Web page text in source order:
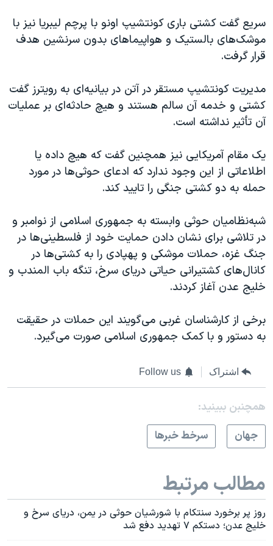
سفر پرزیدنت ترامپ به چین
سریع گفت کشتی باری کونتشیپ اونو با پرچم لیبریا نیز با
موشک‌های بالستیک و هواپیماهای بدون سرنشین هدف
قرار گرفت.
مدیریت کونتشیپ مستقر در آتن در بیانیه‌ای به رویترز گفت
کشتی و خدمه آن سالم هستند و هیچ حادثه‌ای بر عملیات
آن تأثیر نداشته است.
یک مقام آمریکایی نیز همچنین گفت که هیچ داده یا
اطلاعاتی از این وجود ندارد که ادعای حوثی‌ها در مورد
حمله به دو کشتی جنگی را تایید کند.
شبه‌نظامیان حوثی وابسته به جمهوری اسلامی از نوامبر و
در تلاشی برای نشان دادن حمایت خود از فلسطینی‌ها در
جنگ غزه، حملات موشکی و پهپادی را به کشتی‌ها در
کانال‌های کشتیرانی حیاتی دریای سرخ، تنگه باب المندب و
خلیج عدن آغاز کردند.
برخی از کارشناسان غربی می‌گویند این حملات در حقیقت
به دستور و با کمک جمهوری اسلامی صورت می‌گیرد.
اشتراک Follow us
همچنبن ببینید:
جهان
سرخط خبرها
مطالب مرتبط
روز پر برخورد سنتکام با شورشیان حوثی‌ در یمن، دریای سرخ و
خلیج عدن؛ دستکم ۷ تهدید دفع شد